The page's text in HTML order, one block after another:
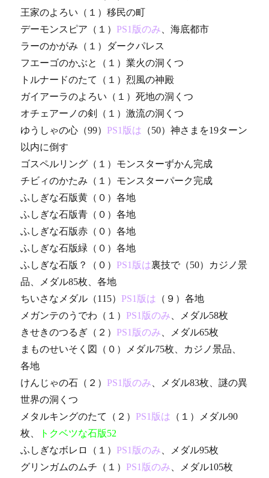
王家のよろい（１）移民の町
デーモンスピア（１）PS1版のみ 、海底都市
ラーのかがみ（１）ダークパレス
フエーゴのかぶと（１）業火の洞くつ
トルナードのたて（１）烈風の神殿
ガイアーラのよろい（１）死地の洞くつ
オチェアーノの剣（１）激流の洞くつ
ゆうしゃの心（99）PS1版は （50）神さまを19ターン
以内に倒す
ゴスペルリング（１）モンスターずかん完成
チビィのかたみ（１）モンスターパーク完成
ふしぎな石版黄（０）各地
ふしぎな石版青（０）各地
ふしぎな石版赤（０）各地
ふしぎな石版緑（０）各地
ふしぎな石版？（０）PS1版は裏技で（50）カジノ景
品、メダル85枚、各地
ちいさなメダル（115）PS1版は （９）各地
メガンテのうでわ（１）PS1版のみ 、メダル58枚
きせきのつるぎ（２）PS1版のみ 、メダル65枚
まものせいそく図（０）メダル75枚、カジノ景品、
各地
けんじゃの石（２）PS1版のみ 、メダル83枚、謎の異
世界の洞くつ
メタルキングのたて（２）PS1版は （１）メダル90
枚、
トクベツな石版52
ふしぎなボレロ（１）PS1版のみ 、メダル95枚
グリンガムのムチ（１）PS1版のみ 、メダル105枚